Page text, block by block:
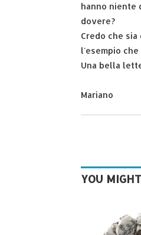
hanno niente
dovere?
Credo che
l'esempio
Una bella
Mariano
YOU